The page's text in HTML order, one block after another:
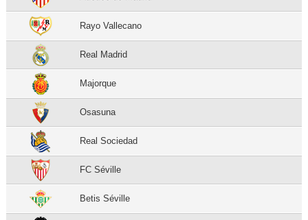
Rayo Vallecano
Real Madrid
Majorque
Osasuna
Real Sociedad
FC Séville
Betis Séville